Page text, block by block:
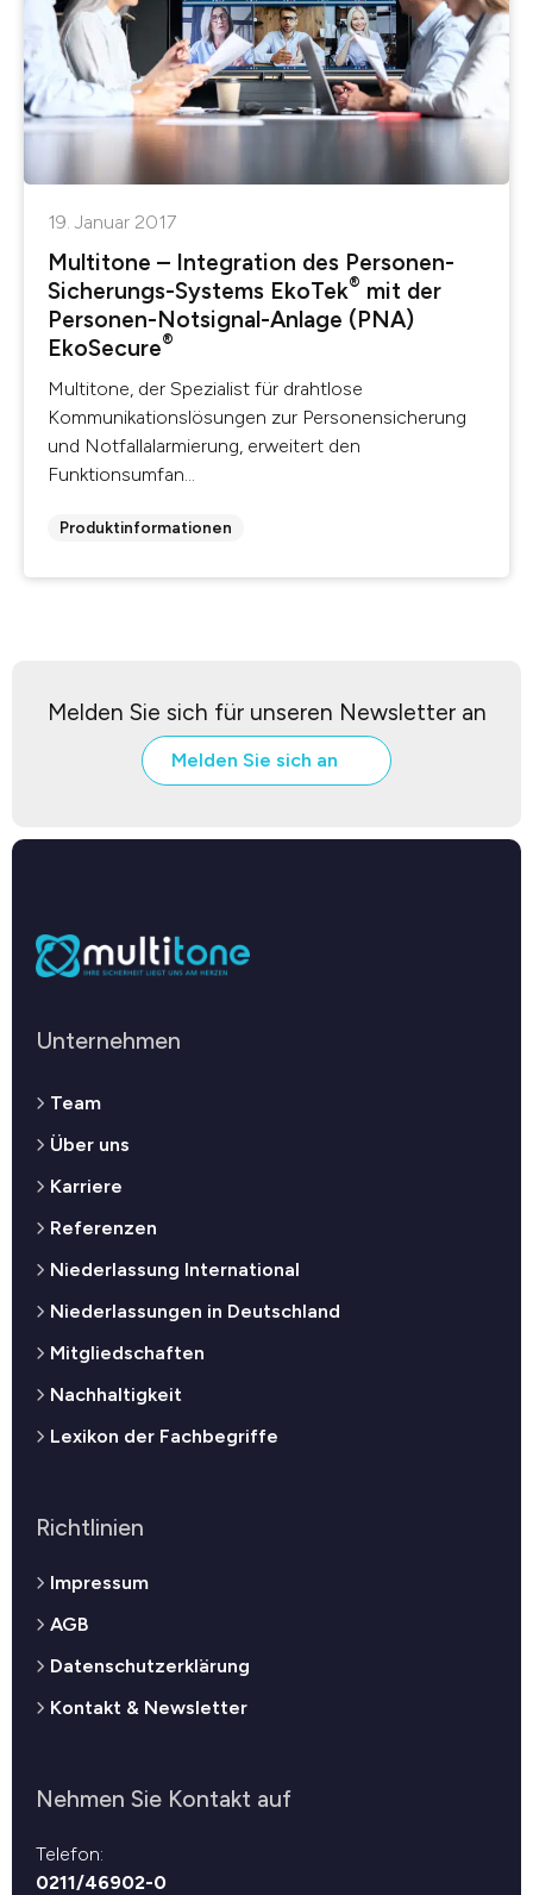
19. Januar 2017
Multitone – Integration des Personen-
Sicherungs-Systems EkoTek® mit der
Personen-Notsignal-Anlage (PNA)
EkoSecure®
Multitone, der Spezialist für drahtlose
Kommunikationslösungen zur Personensicherung
und Notfallalarmierung, erweitert den
Funktionsumfan...
Produktinformationen
Melden Sie sich für unseren Newsletter an
Melden Sie sich an
Unternehmen
Team
Über uns
Karriere
Referenzen
Niederlassung International
Niederlassungen in Deutschland
Mitgliedschaften
Nachhaltigkeit
Lexikon der Fachbegriffe
Richtlinien
Impressum
AGB
Datenschutzerklärung
Kontakt & Newsletter
Nehmen Sie Kontakt auf
Telefon:
0211/46902-0